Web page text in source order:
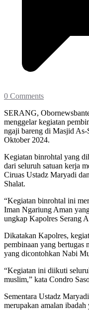
0 Comments
SERANG,
menggelar kegiatan
ngaji bareng di Masjid
Oktober 2024.
Kegiatan binrohtal yang
dari seluruh satuan kerja
Ciruas Ustadz Maryadi
Shalat.
“Kegiatan binrohtal ini
Iman Ngariung Aman
ungkap Kapolres Serang
Dikatakan Kapolres,
pembinaan yang bertugas
yang dicontohkan Nabi
“Kegiatan ini diikuti
muslim,” kata Condro
Sementara Ustadz
merupakan amalan